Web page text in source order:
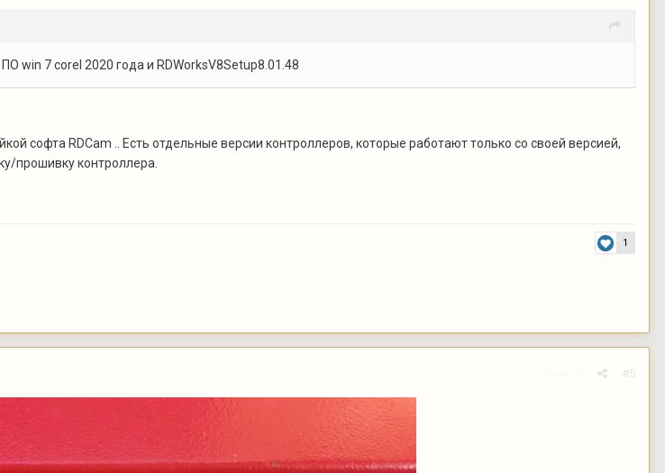
win 7 corel 2020 года и RDWorksV8Setup8.01.48
софта RDCam .. Есть отдельные версии контроллеров, которые работают только со своей версией,
прошивку контроллера.
1
#5